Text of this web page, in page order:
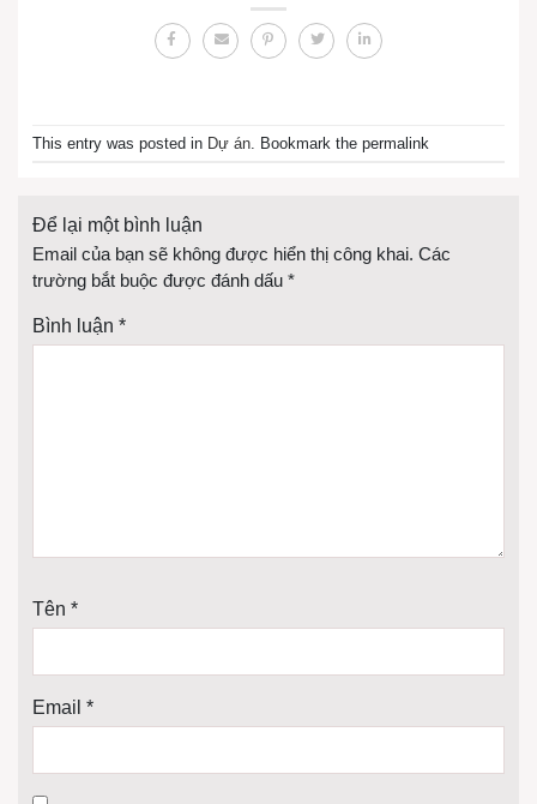
This entry was posted in Dự án. Bookmark the permalink
Để lại một bình luận
Email của bạn sẽ không được hiển thị công khai. Các
trường bắt buộc được đánh dấu *
Bình luận *
Tên *
Email *